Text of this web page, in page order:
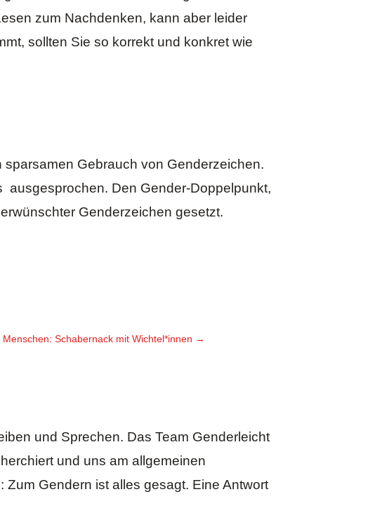
zum Nachdenken, kann aber leider
sollten Sie so korrekt und konkret wie
sparsamen Gebrauch von Genderzeichen.
ausgesprochen. Den Gender-Doppelpunkt,
Genderzeichen gesetzt.
Schabernack mit Wichtel*innen →
und Sprechen. Das Team Genderleicht
und uns am allgemeinen
Gendern ist alles gesagt. Eine Antwort